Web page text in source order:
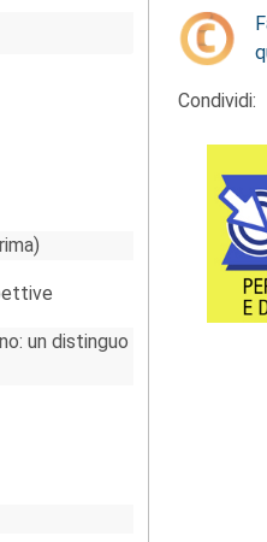
un distinguo
Condividi: